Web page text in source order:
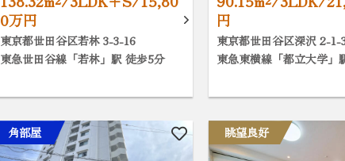
0万円
東京都世田谷区若林 3-3-16
東急世田谷線「若林」駅 徒歩5分
円
東京都世田谷区深沢 2-1-
東急東横線「都立大学」
角部屋 眺望良好